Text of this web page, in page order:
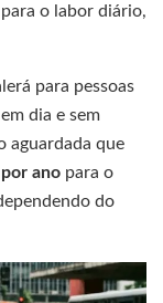
o labor diário,
para pessoas
em dia e sem
aguardada que
ano para o
do